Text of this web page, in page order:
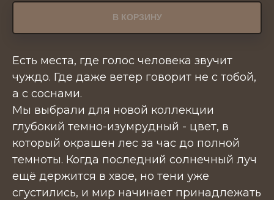
В КОРЗИНУ
Есть места, где голос человека звучит
чуждо. Где даже ветер говорит не с тобой,
а с соснами.
Мы выбрали для новой коллекции
глубокий темно-изумрудный - цвет, в
который окрашен лес за час до полной
темноты. Когда последний солнечный луч
ещё держится в хвое, но тени уже
сгустились, и мир начинает принадлежать